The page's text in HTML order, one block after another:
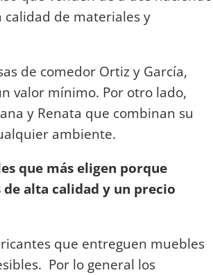
calidad de materiales y
de comedor Ortiz y García,
valor mínimo. Por otro lado,
y Renata que combinan su
ambiente.
que más eligen porque
alta calidad y un precio
que entreguen muebles
Por lo general los